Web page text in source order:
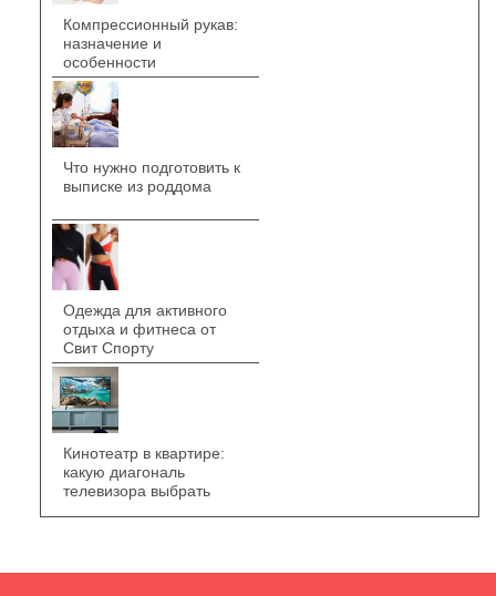
Компрессионный рукав:
назначение и
особенности
Что нужно подготовить к
выписке из роддома
Одежда для активного
отдыха и фитнеса от
Свит Спорту
Кинотеатр в квартире:
какую диагональ
телевизора выбрать